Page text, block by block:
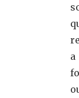
a